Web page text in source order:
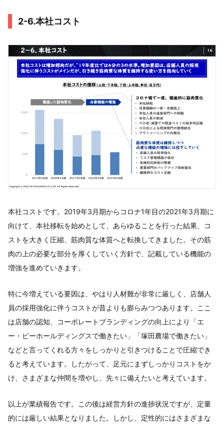
2-6.本社コスト
本社コストです。2019年3月期からコロナ1年目の2021年3月期に
向けて、本社移転を始めとして、あらゆることを行った結果、コ
ストを大きく圧縮、筋肉質な体質へと転換してきました。その筋
肉の上の必要な部分を厚くしていく方針で、記載している機能の
増強を進めていきます。
特に今増えている要因は、やはり人材難が非常に厳しく、店舗人
員の採用強化に伴うコストが昔よりも膨らみつつあります。ここ
は店舗の認知、コーポレートブランディングの向上により「エ
ー・ピーホールディングスで働きたい」「塚田農場で働きたい」
などと言ってくれる方々をしっかりと引きつけることで圧縮でき
ると考えています。したがって、足元にまずしっかりコストをか
け、さまざまな仲間を増やし、先々に備えたいと考えています。
以上が業績報告です。この後は経営方針の進捗状況ですが、定量
的には厳しい結果となりました。しかし、定性的にはさまざまな